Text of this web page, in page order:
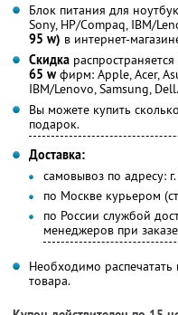
Блок питания для
Sony, HP/Compaq, IBM/
95 w) в интернет-
Скидка
65 w фирм: Apple, Acer,
IBM/Lenovo, Samsung, Dell.
Вы можете купить
подарок.
Доставка:
самовывоз по адресу:
по Москве курьером
по России службой
менеджеров при
Необходимо
товара.